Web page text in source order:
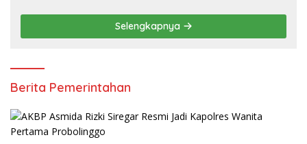
Selengkapnya
Berita Pemerintahan